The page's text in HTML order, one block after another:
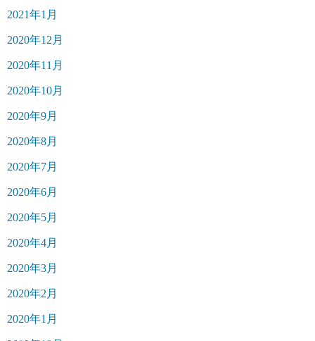
2021年1月
2020年12月
2020年11月
2020年10月
2020年9月
2020年8月
2020年7月
2020年6月
2020年5月
2020年4月
2020年3月
2020年2月
2020年1月